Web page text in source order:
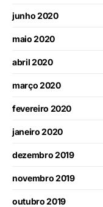
junho 2020
maio 2020
abril 2020
março 2020
fevereiro 2020
janeiro 2020
dezembro 2019
novembro 2019
outubro 2019